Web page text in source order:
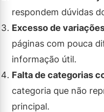
respondem dúvidas
Excesso de
páginas com pouca
informação útil.
Falta de categorias
categoria que não
principal.